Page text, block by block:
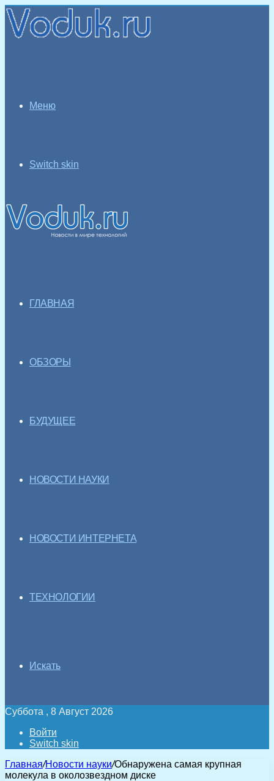
Меню
Switch skin
ГЛАВНАЯ
ОБЗОРЫ
БУДУЩЕЕ
НОВОСТИ НАУКИ
НОВОСТИ ИНТЕРНЕТА
ТЕХНОЛОГИИ
Искать
Суббота , 8 Август 2026
Войти
Switch skin
Главная/Новости науки/Обнаружена самая крупная
молекула в околозвездном диске